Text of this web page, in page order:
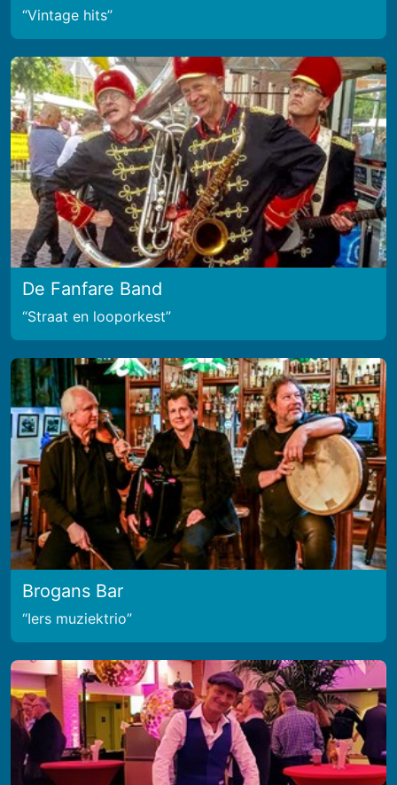
Vintage hits
De Fanfare Band
Straat en looporkest
Brogans Bar
Iers muziektrio